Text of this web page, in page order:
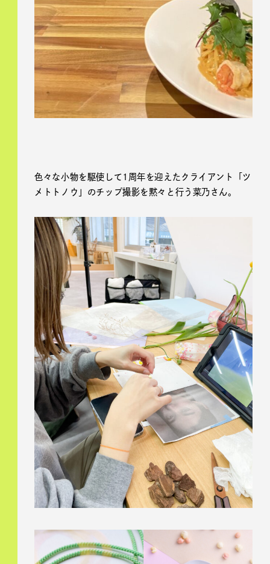
色々な小物を駆使して1周年を迎えたクライアント「ツ
メトトノウ」のチップ撮影を黙々と行う菜乃さん。